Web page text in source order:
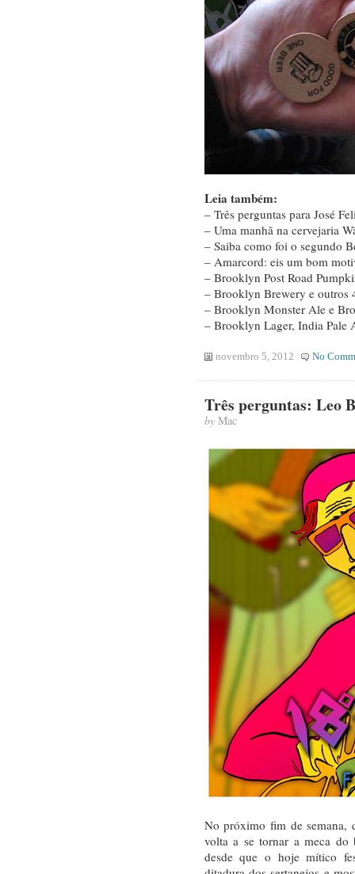
Leia também:
– Três perguntas para José
– Uma manhã na cervejaria
– Saiba como foi o segundo
– Amarcord: eis um bom
– Brooklyn Post Road
– Brooklyn Brewery e outros
– Brooklyn Monster Ale e
– Brooklyn Lager, India Pale
novembro 5, 2012 No
Três perguntas: Leo
byMac
No próximo fim de semana,
volta a se tornar a meca do
desde que o hoje mítico